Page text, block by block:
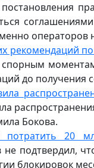
операторов
рекомендаций
до получения
Бокова.
потратить 20
подтвердил,
блокировок